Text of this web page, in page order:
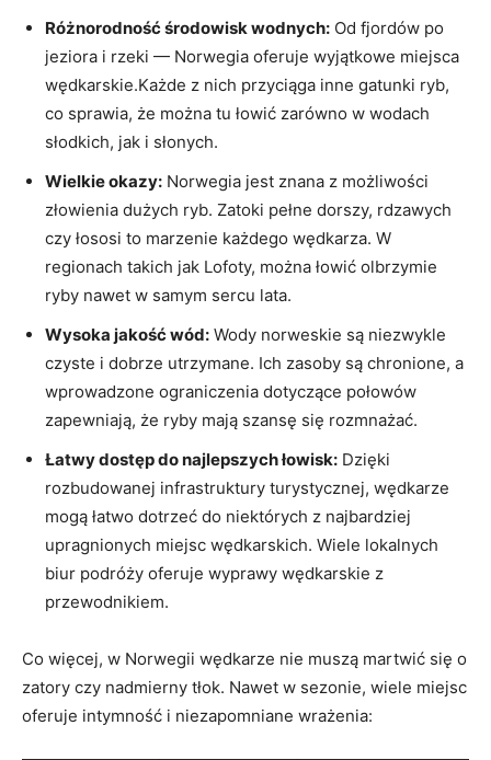
Różnorodność środowisk wodnych: Od fjordów po
jeziora i rzeki — Norwegia oferuje wyjątkowe miejsca
wędkarskie.Każde z nich przyciąga inne gatunki ryb,
co sprawia, że można tu łowić zarówno w wodach
słodkich, jak i słonych.
Wielkie okazy: Norwegia jest znana z możliwości
złowienia dużych ryb. Zatoki pełne dorszy, rdzawych
czy łososi to marzenie każdego wędkarza. W
regionach takich jak Lofoty, można łowić olbrzymie
ryby nawet w samym sercu lata.
Wysoka jakość wód: Wody norweskie są niezwykle
czyste i dobrze utrzymane. Ich zasoby są chronione, a
wprowadzone ograniczenia dotyczące połowów
zapewniają, że ryby mają szansę się rozmnażać.
Łatwy dostęp do najlepszych łowisk: Dzięki
rozbudowanej infrastruktury turystycznej, wędkarze
mogą łatwo dotrzeć do niektórych z najbardziej
upragnionych miejsc wędkarskich. Wiele lokalnych
biur podróży oferuje wyprawy wędkarskie z
przewodnikiem.
Co więcej, w Norwegii wędkarze nie muszą martwić się o
zatory czy nadmierny tłok. Nawet w sezonie, wiele miejsc
oferuje intymność i niezapomniane wrażenia: